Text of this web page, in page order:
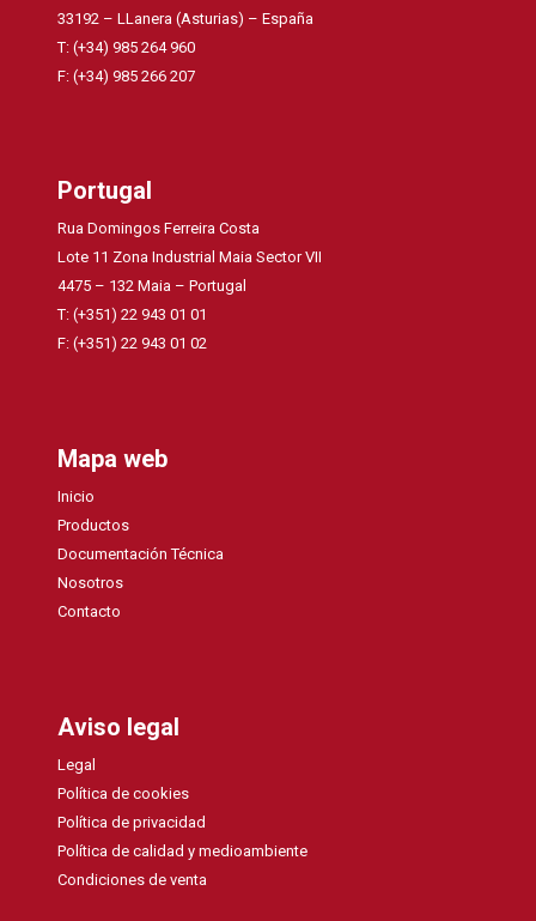
33192 – LLanera (Asturias) – España
T: (+34) 985 264 960
F: (+34) 985 266 207
Portugal
Rua Domingos Ferreira Costa
Lote 11 Zona Industrial Maia Sector VII
4475 – 132 Maia – Portugal
T: (+351) 22 943 01 01
F: (+351) 22 943 01 02
Mapa web
Inicio
Productos
Documentación Técnica
Nosotros
Contacto
Aviso legal
Legal
Política de cookies
Política de privacidad
Política de calidad y medioambiente
Condiciones de venta